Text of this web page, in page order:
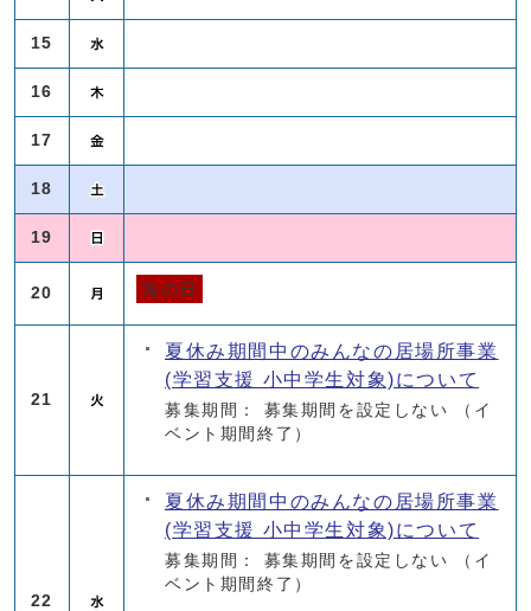
15
16
17
18
19
20 海の日
21
夏休み期間中のみんなの居場所事業
(学習支援 小中学生対象)について
募集期間： 募集期間を設定しない
（イ
ベント期間終了）
22
夏休み期間中のみんなの居場所事業
(学習支援 小中学生対象)について
募集期間： 募集期間を設定しない
（イ
ベント期間終了）